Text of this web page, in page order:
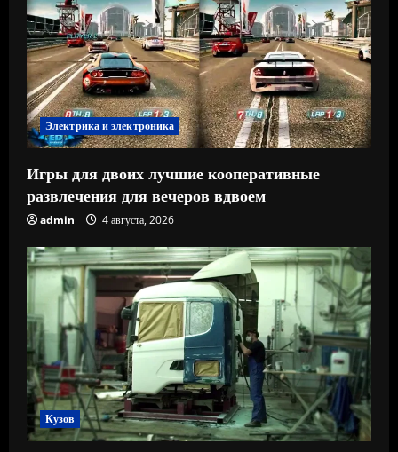
Электрика и электроника
Игры для двоих лучшие кооперативные
развлечения для вечеров вдвоем
admin 4 августа, 2026
Кузов